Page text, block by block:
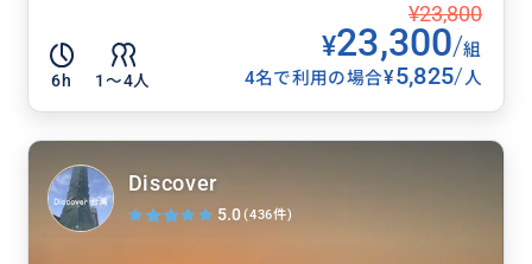
6h 1〜4人
¥23,800
¥23,300/組
4名で利用の場合¥5,825/人
Discover
5.0(436件)